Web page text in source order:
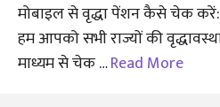
मोबाइल से वृद्धा पेंशन कैसे चेक
हम आपको सभी राज्यों की
माध्यम से चेक …Read More